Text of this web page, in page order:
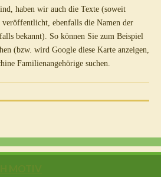
haben wir auch die Texte (soweit
veröffentlicht, ebenfalls die Namen der
bekannt). So können Sie zum Beispiel
(bzw. wird Google diese Karte anzeigen,
Familienangehörige suchen.